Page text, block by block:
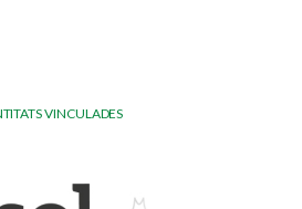
VINCULADES